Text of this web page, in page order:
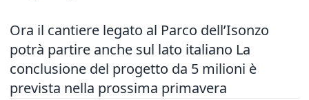
Ora il cantiere legato al Parco dell’Isonzo
potrà partire anche sul lato italiano La
conclusione del progetto da 5 milioni è
prevista nella prossima primavera